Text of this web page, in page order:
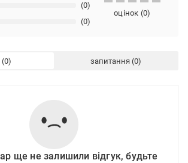
(0)
(0)
оцінок (0)
запитання
ще не залишили відгук, будьте